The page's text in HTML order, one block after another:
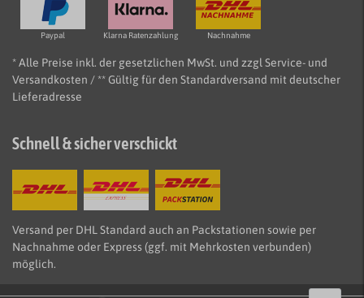
Paypal Klarna Ratenzahlung Nachnahme
* Alle Preise inkl. der gesetzlichen MwSt. und zzgl Service- und
Versandkosten / ** Gültig für den Standardversand mit deutscher
Lieferadresse
Schnell & sicher verschickt
Versand per DHL Standard auch an Packstationen sowie per
Nachnahme oder Express (ggf. mit Mehrkosten verbunden)
möglich.